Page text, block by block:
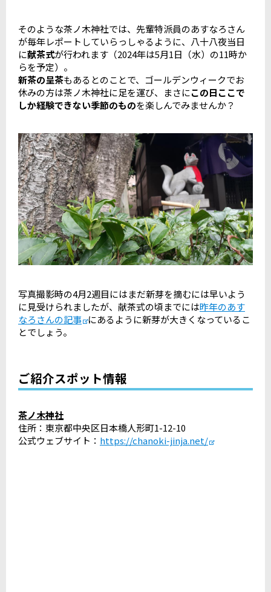
そのような茶ノ木神社では、先輩特派員のあすなろさん
が毎年レポートしていらっしゃるように、八十八夜当日
に献茶式が行われます（2024年は5月1日（水）の11時か
らを予定）。
新茶の呈茶もあるとのことで、ゴールデンウィークでお
休みの方は茶ノ木神社に足を運び、まさにこの日ここで
しか経験できない季節のものを楽しんでみませんか？
写真撮影時の4月2週目にはまだ新芽を摘むには早いよう
に見受けられましたが、献茶式の頃までには昨年のあす
なろさんの記事 にあるように新芽が大きくなっているこ
とでしょう。
ご紹介スポット情報
茶ノ木神社
住所：東京都中央区日本橋人形町1-12-10
公式ウェブサイト： https://chanoki-jinja.net/